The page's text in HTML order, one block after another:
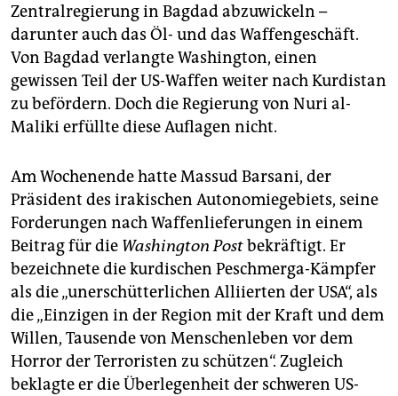
Zentralregierung in Bagdad abzuwickeln –
darunter auch das Öl- und das Waffengeschäft.
Von Bagdad verlangte Washington, einen
gewissen Teil der US-Waffen weiter nach Kurdistan
zu befördern. Doch die Regierung von Nuri al-
Maliki erfüllte diese Auflagen nicht.
Am Wochenende hatte Massud Barsani, der
Präsident des irakischen Autonomiegebiets, seine
Forderungen nach Waffenlieferungen in einem
Beitrag für die Washington Postbekräftigt. Er
bezeichnete die kurdischen Peschmerga-Kämpfer
als die „unerschütterlichen Alliierten der USA“, als
die „Einzigen in der Region mit der Kraft und dem
Willen, Tausende von Menschenleben vor dem
Horror der Terroristen zu schützen“. Zugleich
beklagte er die Überlegenheit der schweren US-